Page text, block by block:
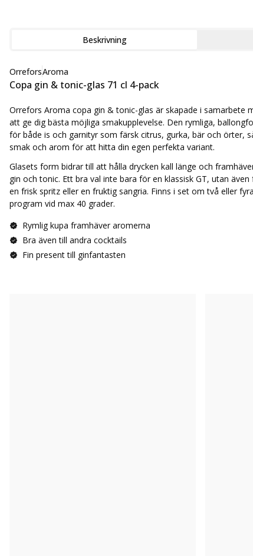
Beskrivning
OrreforsAroma
Copa gin & tonic-glas 71 cl 4-pack
Orrefors Aroma copa gin & tonic-glas är skapade i samarbete
att ge dig bästa möjliga smakupplevelse. Den rymliga,
för både is och garnityr som färsk citrus, gurka, bär och örter,
smak och arom för att hitta din egen perfekta variant.
Glasets form bidrar till att hålla drycken kall länge och
gin och tonic. Ett bra val inte bara för en klassisk GT, utan
en frisk spritz eller en fruktig sangria. Finns i set om två eller
program vid max 40 grader.
Rymlig kupa framhäver aromerna
Bra även till andra cocktails
Fin present till ginfantasten